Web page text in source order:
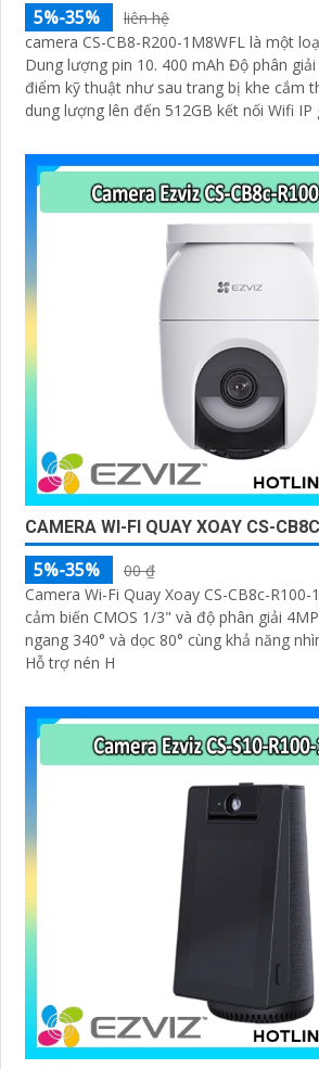
5%-35%
liên hệ
camera CS-CB8-R200-1M8WFL là một
Dung lượng pin 10. 400 mAh Độ phân
điểm kỹ thuật như sau trang bị khe cắm
dung lượng lên đến 512GB kết nối Wifi IP
CAMERA WI-FI QUAY XOAY CS-
5%-35%
00 ₫
Camera Wi-Fi Quay Xoay CS-CB8c-
cảm biến CMOS 1/3" và độ phân giải
ngang 340° và dọc 80° cùng khả năng
Hỗ trợ nén H